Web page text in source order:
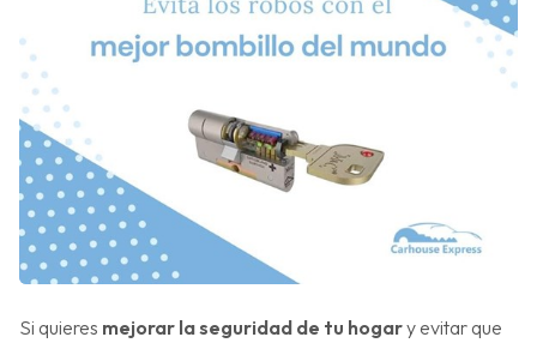
Si quieres mejorar la seguridad de tu hogary evitar que